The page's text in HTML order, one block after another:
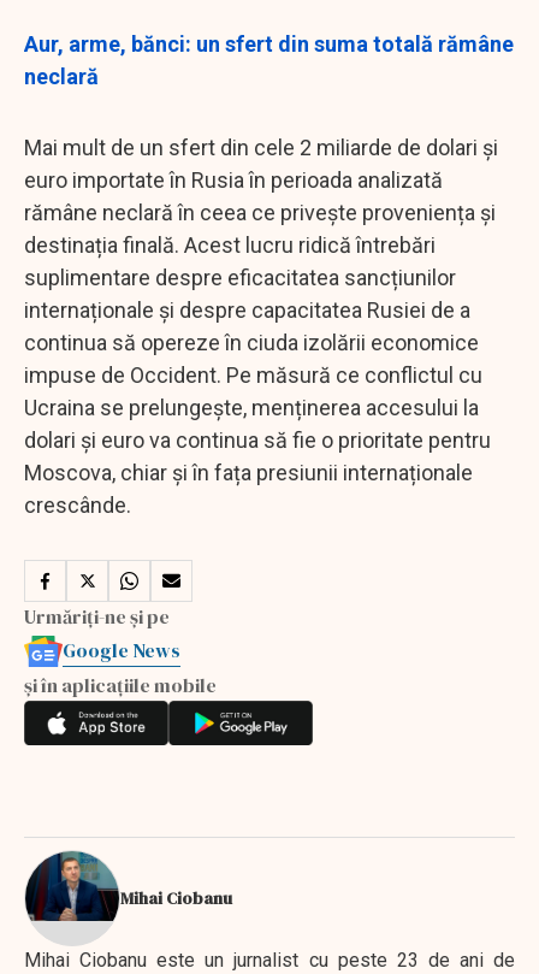
Aur, arme, bănci: un sfert din suma totală rămâne
neclară
Mai mult de un sfert din cele 2 miliarde de dolari și
euro importate în Rusia în perioada analizată
rămâne neclară în ceea ce privește proveniența și
destinația finală. Acest lucru ridică întrebări
suplimentare despre eficacitatea sancțiunilor
internaționale și despre capacitatea Rusiei de a
continua să opereze în ciuda izolării economice
impuse de Occident. Pe măsură ce conflictul cu
Ucraina se prelungește, menținerea accesului la
dolari și euro va continua să fie o prioritate pentru
Moscova, chiar și în fața presiunii internaționale
crescânde.
Urmăriți-ne și pe
Google News
și în aplicațiile mobile
Mihai Ciobanu
Mihai Ciobanu este un jurnalist cu peste 23 de ani de